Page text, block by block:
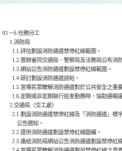
01－6.任務分工
      1.消防局
        1.1.評估劃設消防通道禁停紅線範圍。
1.2.簽辦會同交通局、警察局及法務局公布
        1.3.網站公告消防通道劃設禁停紅線範圍。
        1.4.研訂劃設消防通道說帖。
1.5.宣導民眾瞭解消防通道對於公共安全之重
1.6.定期或非定期執行巡查勤務時，協助通報
      2.交通局（交工處）
2.1.劃設消防通道禁停紅線及「消防通道」
            公告週知。
        2.2.提供消防通道劃設禁停紅線圖檔。
2.3.連結消防局網站公告消防通道劃設禁停紅